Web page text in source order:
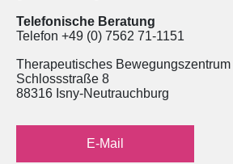
Telefonische Beratung
Telefon +49 (0) 7562 71-1151
Therapeutisches Bewegungszentrum
Schlossstraße 8
88316 Isny-Neutrauchburg
E-Mail